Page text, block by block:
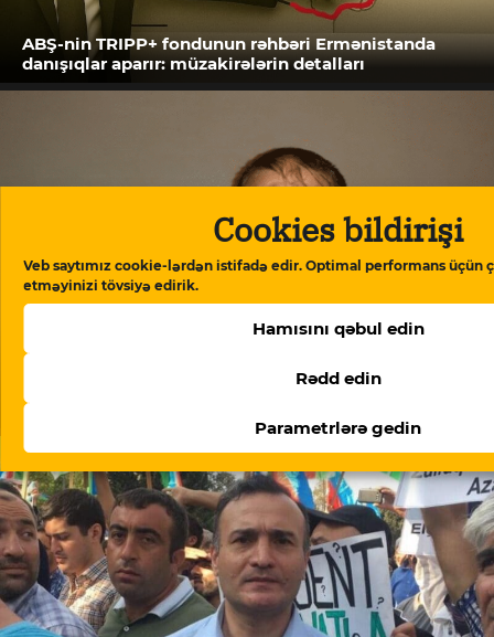
Cookies bildirişi
Veb saytımız cookie-lərdən istifadə edir. Optimal performans üçün
etməyinizi tövsiyə edirik.
Hamısını qəbul edin
Rədd edin
Parametrlərə gedin
ABŞ-nin TRIPP+ fondunun rəhbəri Ermənistanda
danışıqlar aparır: müzakirələrin detalları
15 sutkalıq həbsdən çıxmış dini inanclı fəaldan yenə
xəbər yoxdur